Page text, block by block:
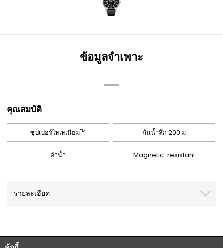
ข้อมูลจำเพาะ
คุณสมบัติ
ซุปเปอร์ไทเทเนียมTM กันน้ำลึก 200 ม
ดำน้ำ Magnetic-resistant
รายละเอียด